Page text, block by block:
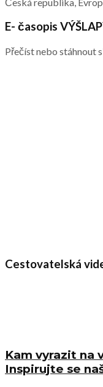
E- časopis
Přečíst nebo stáhnout
Cestovatelská
Kam vyrazit na
Inspirujte se